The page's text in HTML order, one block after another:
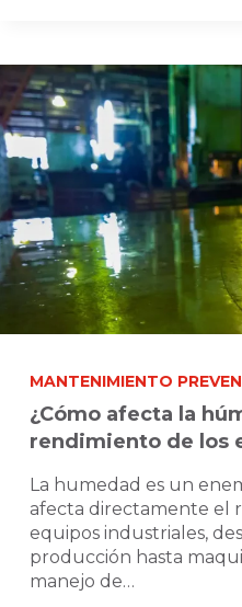
EL
RENDIMIENTO
DE
LOS
EQUIPOS?
MANTENIMIENTO
¿Cómo afecta la
rendimiento de los
La humedad es un
afecta directamente el
equipos industriales,
producción hasta
manejo de…